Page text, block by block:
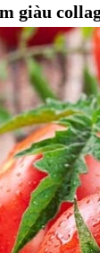
giàu